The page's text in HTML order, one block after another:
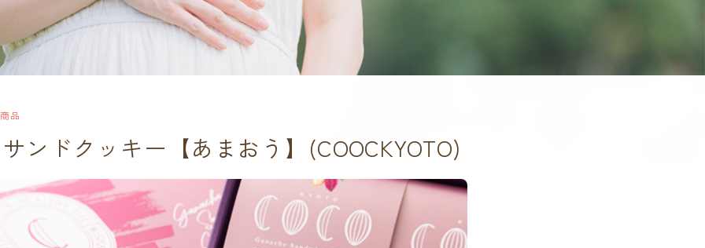
品
ンドクッキー【あまおう】(COOCKYOTO)